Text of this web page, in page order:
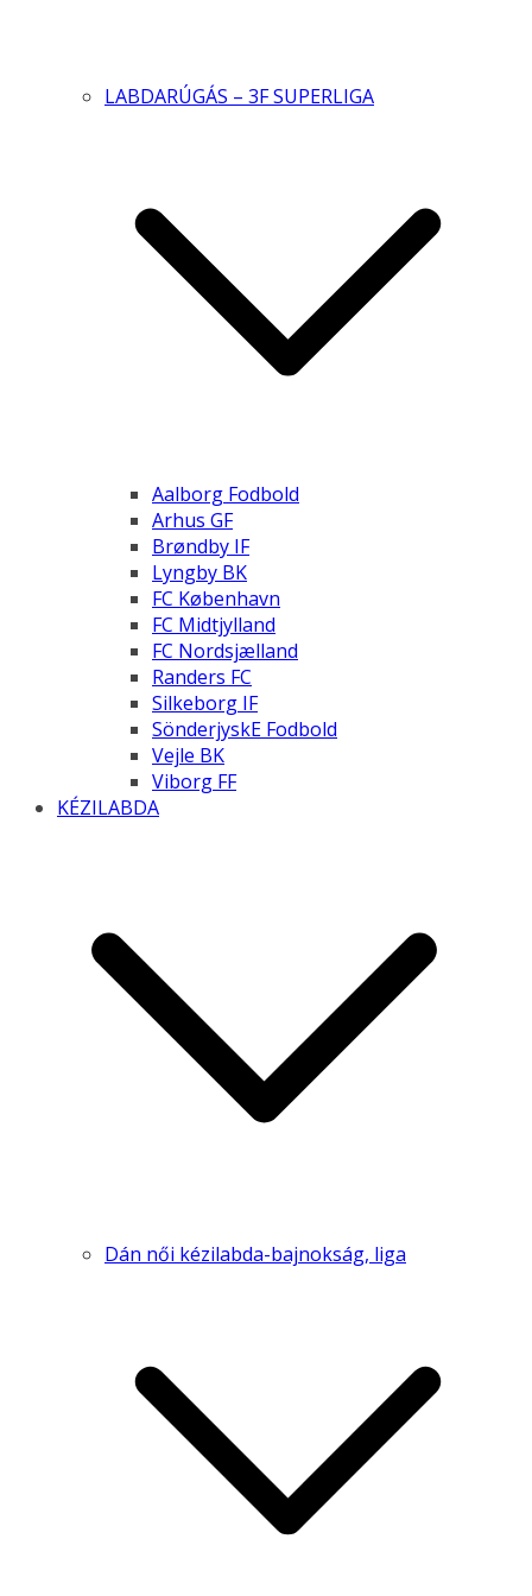
LABDARÚGÁS – 3F SUPERLIGA
Aalborg Fodbold
Arhus GF
Brøndby IF
Lyngby BK
FC København
FC Midtjylland
FC Nordsjælland
Randers FC
Silkeborg IF
SönderjyskE Fodbold
Vejle BK
Viborg FF
KÉZILABDA
Dán női kézilabda-bajnokság, liga